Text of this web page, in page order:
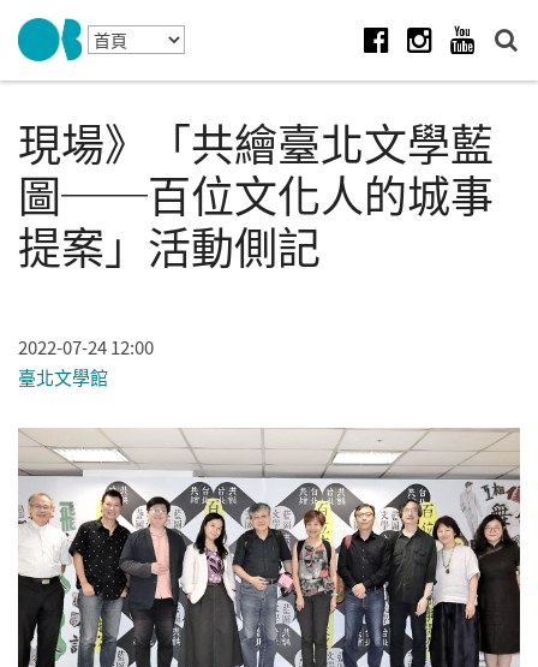
Skip to navigation
移至主內容
現場》「共繪臺北文學藍
圖──百位文化人的城事
提案」活動側記
2022-07-24 12:00
臺北文學館